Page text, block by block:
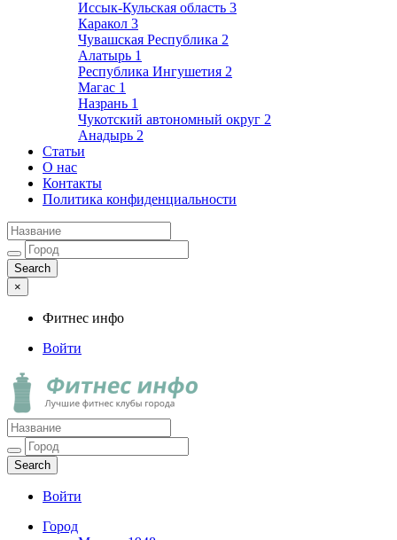
Иссык-Кульская область 3
Каракол 3
Чувашская Республика 2
Алатырь 1
Республика Ингушетия 2
Магас 1
Назрань 1
Чукотский автономный округ 2
Анадырь 2
Статьи
О нас
Контакты
Политика конфиденциальности
×
Фитнес инфо
Войти
Фитнес инфо
Лучшие фитнес клубы города
Войти
Город